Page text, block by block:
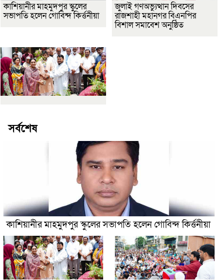
কাশিয়ানীর মাহমুদপুর স্কুলের
সভাপতি হলেন গোবিন্দ কির্ত্তনীয়া
জুলাই গণঅভ্যুত্থান দিবসের
রাজশাহী মহানগর বিএনপির
বিশাল সমাবেশ অনুষ্ঠিত
সর্বশেষ
কাশিয়ানীর মাহমুদপুর স্কুলের সভাপতি হলেন গোবিন্দ কির্ত্তনীয়া